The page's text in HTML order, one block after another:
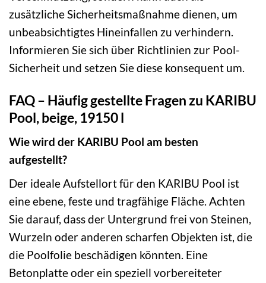
zusätzliche Sicherheitsmaßnahme dienen, um
unbeabsichtigtes Hineinfallen zu verhindern.
Informieren Sie sich über Richtlinien zur Pool-
Sicherheit und setzen Sie diese konsequent um.
FAQ – Häufig gestellte Fragen zu KARIBU
Pool, beige, 19150 l
Wie wird der KARIBU Pool am besten
aufgestellt?
Der ideale Aufstellort für den KARIBU Pool ist
eine ebene, feste und tragfähige Fläche. Achten
Sie darauf, dass der Untergrund frei von Steinen,
Wurzeln oder anderen scharfen Objekten ist, die
die Poolfolie beschädigen könnten. Eine
Betonplatte oder ein speziell vorbereiteter